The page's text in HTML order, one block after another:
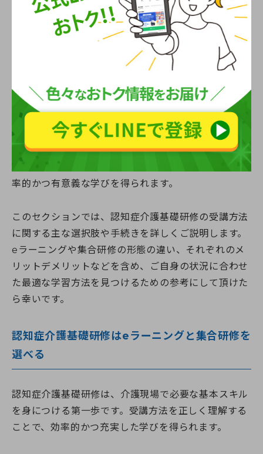
認知症介護基礎研修は、介護に携わる方にとって重要
なスキルを習得するための基本的なステップです。研
修の受講方法について正確な理解を深めることで、効
率的かつ有意義な学びを得られます。
このセクションでは、認知症介護基礎研修の受講方法
に関する主な選択肢や手続きを詳しくご説明します。
eラーニングや集合研修の形態の違い、それぞれのメ
リットデメリットなどを含め、ご自身の状況に合わせ
た最適な学習方法を見つけるための参考にして頂けた
ら幸いです。
認知症介護基礎研修はeラーニングと集合研修を
選べる
認知症介護基礎研修は、介護現場で必要な基本スキル
を身につける第一歩です。受講方法を正しく理解する
ことで、効率的かつ充実した学びを得られます。